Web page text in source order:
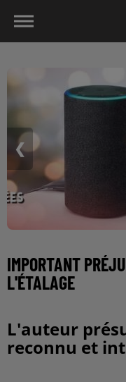
❮
IMPORTANT
L'ÉTALAGE
L'auteur
reconnu et